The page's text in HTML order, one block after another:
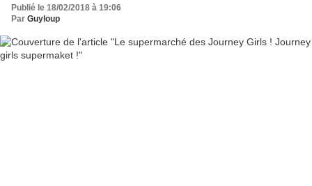
Publié le 18/02/2018 à 19:06
Par Guyloup